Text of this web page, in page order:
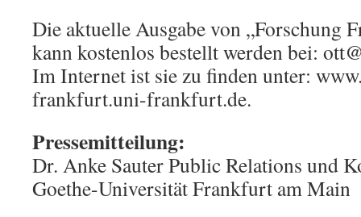
Die aktuelle Ausgabe von „Forschung
kann kostenlos bestellt werden bei:
Im Internet ist sie zu finden unter:
frankfurt.uni-frankfurt.de.
Pressemitteilung:
Dr. Anke Sauter Public Relations und
Goethe-Universität Frankfurt am Main